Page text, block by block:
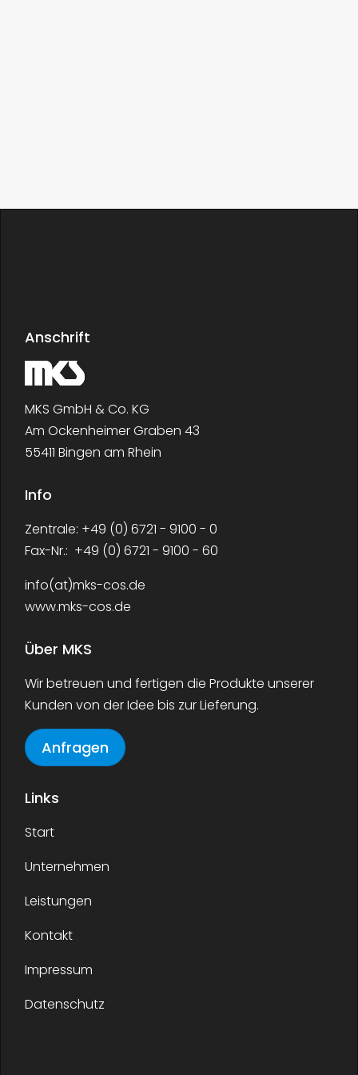
Anschrift
MKS GmbH & Co. KG
Am Ockenheimer Graben 43
55411 Bingen am Rhein
Info
Zentrale: +49 (0) 6721 - 9100 - 0
Fax-Nr.: +49 (0) 6721 - 9100 - 60
info(at)mks-cos.de
www.mks-cos.de
Über MKS
Wir betreuen und fertigen die Produkte unserer
Kunden von der Idee bis zur Lieferung.
Anfragen
Links
Start
Unternehmen
Leistungen
Kontakt
Impressum
Datenschutz